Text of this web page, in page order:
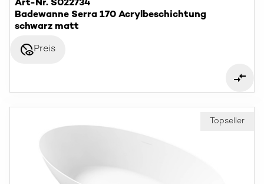
Art-Nr. S022734
Badewanne Serra 170 Acrylbeschichtung
schwarz matt
disabled_visiblePreis
Topseller